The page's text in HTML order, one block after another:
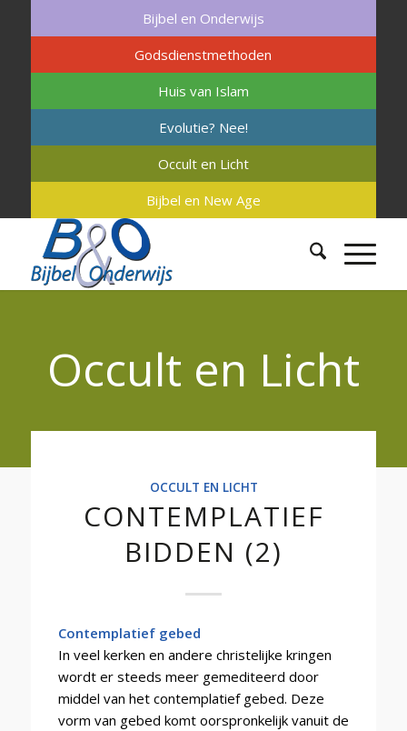
Bijbel en Onderwijs
Godsdienstmethoden
Huis van Islam
Evolutie? Nee!
Occult en Licht
Bijbel en New Age
Occult en Licht
OCCULT EN LICHT
CONTEMPLATIEF
BIDDEN (2)
Contemplatief gebed
In veel kerken en andere christelijke kringen
wordt er steeds meer gemediteerd door
middel van het contemplatief gebed. Deze
vorm van gebed komt oorspronkelijk vanuit de